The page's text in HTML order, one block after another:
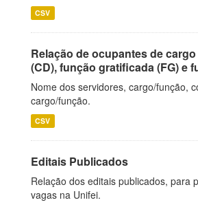
CSV
Relação de ocupantes de
(CD), função gratificada (FG) e
Nome dos servidores, cargo/função,
cargo/função.
CSV
Editais Publicados
Relação dos editais publicados, para
vagas na Unifei.